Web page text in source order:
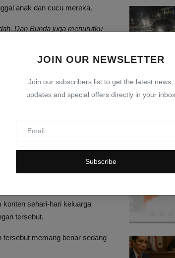
JOIN OUR NEWSLETTER
Join our subscribers list to get the latest news,
updates and special offers directly in your inbox
Subscribe
anak dan cucu mereka.
Dan Bunda juga menurutku
jual rumah nggak
Mas
bangunan sekitar1.200 meter
Anang dan Ashanty juga
sekitar Rp 35 miliar. Namun,
yang lebih kompetitif di angka
rumah tersebut pada 25
konten sehari-hari keluarga
tersebut.
memang benar sedang